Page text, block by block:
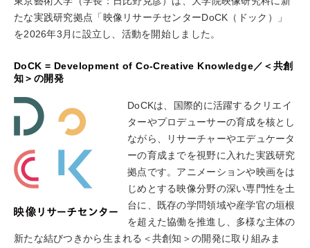
たな実践研究拠点「映像リサーチセンターDoCK（ドック）」
を2026年3月に設立し、活動を開始しました。
DoCK = Development of Co-Creative Knowledge／＜共創
知＞の開発
DoCKは、国際的に活躍するクリエイ
ターやプロデューサーの育成を核とし
ながら、リサーチャーやエデュケータ
ーの育成までを視野に入れた実践研究
拠点です。アニメーションや映画をは
じめとする映像分野の深い専門性を土
台に、既存の学問領域や産学官の垣根
を超えた協働を推進し、多様な主体の
新たな結びつきから生まれる＜共創知＞の開発に取り組みま